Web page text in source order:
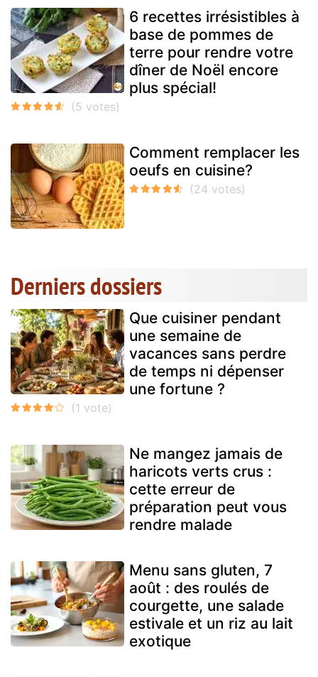
6 recettes irrésistibles à
base de pommes de
terre pour rendre votre
dîner de Noël encore
plus spécial!
Comment remplacer les
oeufs en cuisine?
Derniers dossiers
Que cuisiner pendant
une semaine de
vacances sans perdre
de temps ni dépenser
une fortune ?
Ne mangez jamais de
haricots verts crus :
cette erreur de
préparation peut vous
rendre malade
Menu sans gluten, 7
août : des roulés de
courgette, une salade
estivale et un riz au lait
exotique